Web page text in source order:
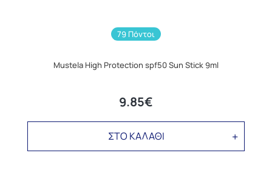
79 Πόντοι
Mustela High Protection spf50 Sun Stick 9ml
9.85€
ΣΤΟ ΚΑΛΑΘΙ